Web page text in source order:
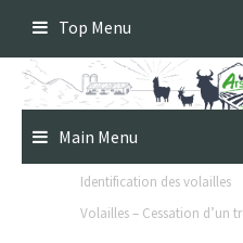
content
Top Menu
Main Menu
Identification des volailles
Volailles – Cessation d’un